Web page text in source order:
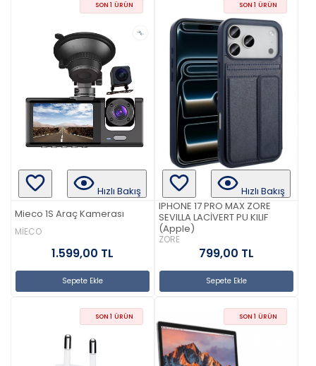
SON 1 ÜRÜN
Hızlı Bakış
Mieco 1S Araç Kamerası
MİECO
1.599,00 TL
Sepete Ekle
SON 1 ÜRÜN
Hızlı Bakış
IPHONE 17 PRO MAX ZORE
SEVILLA LACİVERT PU KILIF
(Apple)
ZORE
799,00 TL
Sepete Ekle
SON 1 ÜRÜN SON 1 ÜRÜN